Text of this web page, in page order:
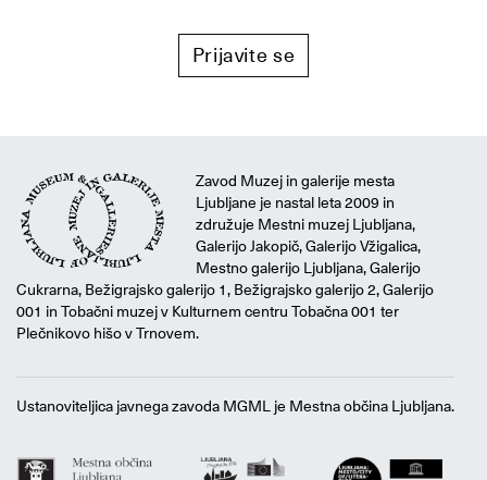
Prijavite se
Zavod Muzej in galerije mesta
Ljubljane je nastal leta 2009 in
združuje Mestni muzej Ljubljana,
Galerijo Jakopič, Galerijo Vžigalica,
Mestno galerijo Ljubljana, Galerijo
Cukrarna, Bežigrajsko galerijo 1, Bežigrajsko galerijo 2, Galerijo
001 in Tobačni muzej v Kulturnem centru Tobačna 001 ter
Plečnikovo hišo v Trnovem.
Ustanoviteljica javnega zavoda MGML je Mestna občina Ljubljana.